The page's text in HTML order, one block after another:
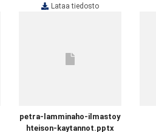
Lataa tiedosto
petra-lamminaho-ilmastoy
hteison-kaytannot.pptx